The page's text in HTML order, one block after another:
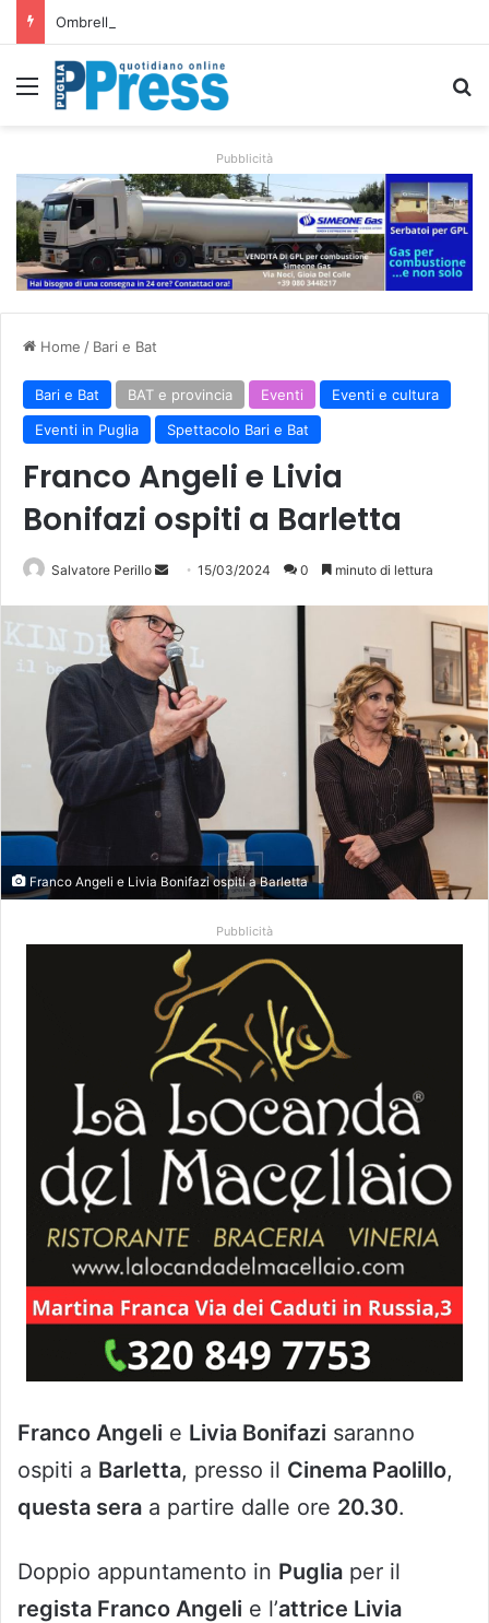
Menu
Pubblicità
Home / Bari e Bat
Bari e Bat BAT e provincia Eventi
Eventi e cultura
Eventi in Puglia
Spettacolo Bari e Bat
Franco Angeli e Livia
Bonifazi ospiti a Barletta
Salvatore Perillo
Invia 15/03/2024 0 minuto di lettura
Franco Angeli e Livia Bonifazi ospiti a Barletta
Pubblicità
Franco Angeli e Livia Bonifazi saranno
ospiti a Barletta, presso il Cinema Paolillo,
questa sera a partire dalle ore 20.30.
Doppio appuntamento in Puglia per il
regista Franco Angeli e l’attrice Livia